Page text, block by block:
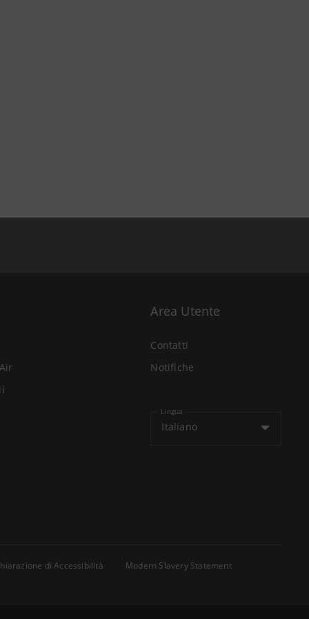
Area Utente
Contatti
Notifiche
Lingua
Italiano
di Accessibilità
Modern Slavery Statement